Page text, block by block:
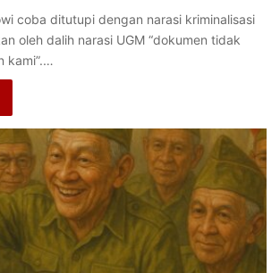
coba ditutupi dengan narasi kriminalisasi
oleh dalih narasi UGM “dokumen tidak
kami”.…